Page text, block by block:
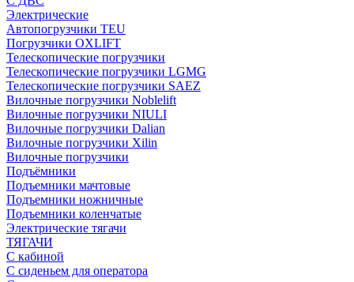
Электрические
Автопогрузчики TEU
Погрузчики OXLIFT
Телескопические погрузчики
Телескопические погрузчики LGMG
Телескопические погрузчики SAEZ
Вилочные погрузчики Noblelift
Вилочные погрузчики NIULI
Вилочные погрузчики Dalian
Вилочные погрузчики Xilin
Вилочные погрузчики
Подъёмники
Подъемники мачтовые
Подъемники ножничные
Подъемники коленчатые
Электрические тягачи
ТЯГАЧИ
С кабиной
С сиденьем для оператора